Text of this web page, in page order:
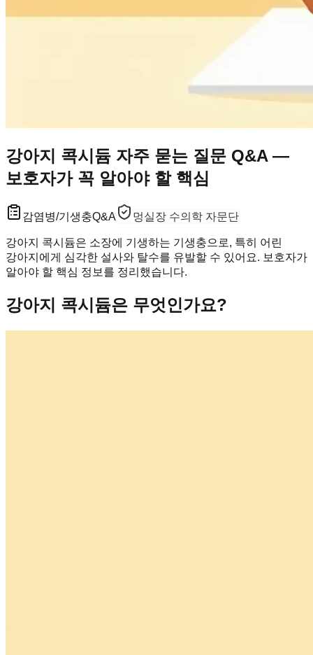
강아지 콕시듐 자주 묻는 질문 Q&A —
보호자가 꼭 알아야 할 핵심
감염병/기생충Q&A 멍실장 수의학 자문단
강아지 콕시듐은 소장에 기생하는 기생충으로, 특히 어린
강아지에게 심각한 설사와 탈수를 유발할 수 있어요. 보호자가
알아야 할 핵심 정보를 정리했습니다.
강아지 콕시듐은 무엇인가요?